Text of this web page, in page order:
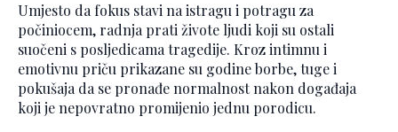
Umjesto da fokus stavi na istragu i potragu za
počiniocem, radnja prati živote ljudi koji su ostali
suočeni s posljedicama tragedije. Kroz intimnu i
emotivnu priču prikazane su godine borbe, tuge i
pokušaja da se pronađe normalnost nakon događaja
koji je nepovratno promijenio jednu porodicu.